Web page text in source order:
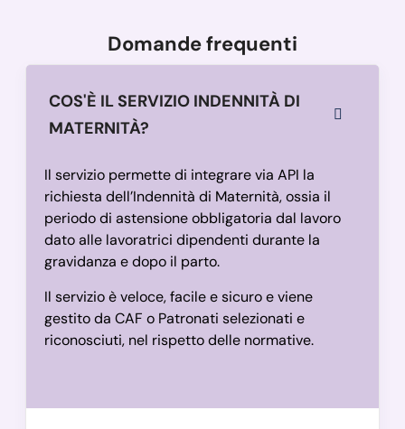
Domande frequenti
COS'È IL SERVIZIO INDENNITÀ DI
MATERNITÀ?
Il servizio permette di integrare via API la
richiesta dell’Indennità di Maternità, ossia il
periodo di astensione obbligatoria dal lavoro
dato alle lavoratrici dipendenti durante la
gravidanza e dopo il parto.
Il servizio è veloce, facile e sicuro e viene
gestito da CAF o Patronati selezionati e
riconosciuti, nel rispetto delle normative.